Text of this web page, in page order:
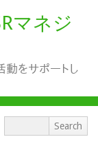
マネジ
動をサポートし